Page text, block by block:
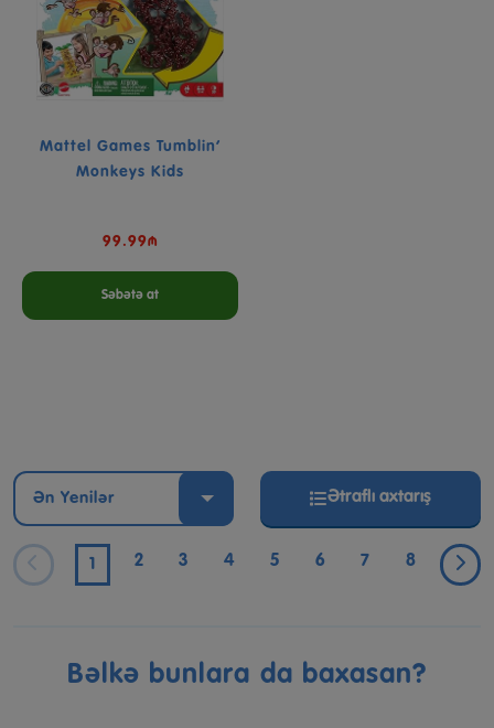
Mattel Games Tumblin’
Monkeys Kids
99.99₼
Səbətə at
Ən Yenilər Ətraflı axtarış
1 2 3 4 5 6 7 8
Bəlkə bunlara da baxasan?